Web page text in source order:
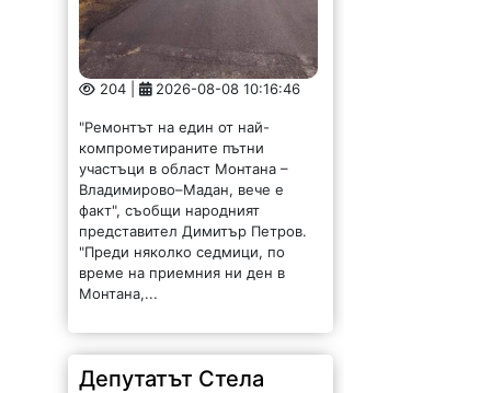
компрометираните пътни
участъци в област Монтана –
Владимирово–Мадан, вече е
факт", съобщи народният
представител Димитър Петров.
"Преди няколко седмици, по
време на приемния ни ден в
Монтана,...
Депутатът Стела
Илиева оглави
структурата на Радев
в Бяла Слатина